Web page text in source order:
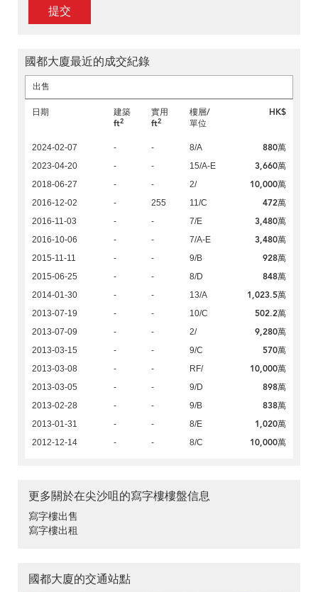
提交
國都大廈最近的成交紀錄
出售
日期
建築
ft2
實用
ft2
樓層/
單位
HK$
2024-02-07 - - 8/A 880萬
2023-04-20 - - 15/A-E 3,660萬
2018-06-27 - - 2/ 10,000萬
2016-12-02 - 255 11/C 472萬
2016-11-03 - - 7/E 3,480萬
2016-10-06 - - 7/A-E 3,480萬
2015-11-11 - - 9/B 928萬
2015-06-25 - - 8/D 848萬
2014-01-30 - - 13/A 1,023.5萬
2013-07-19 - - 10/C 502.2萬
2013-07-09 - - 2/ 9,280萬
2013-03-15 - - 9/C 570萬
2013-03-08 - - RF/ 10,000萬
2013-03-05 - - 9/D 898萬
2013-02-28 - - 9/B 838萬
2013-01-31 - - 8/E 1,020萬
2012-12-14 - - 8/C 10,000萬
更多關於在尖沙咀的寫字樓樓盤信息
寫字樓出售
寫字樓出租
國都大廈的交通站點